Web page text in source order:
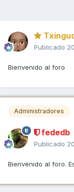
Publicado
Bienvenido al foro
Administradores
fededb
Publicado
Bienvenido al foro.